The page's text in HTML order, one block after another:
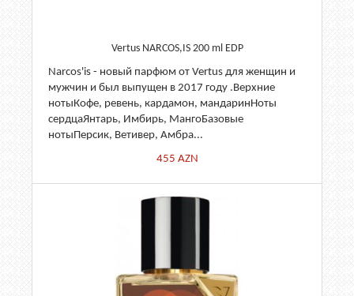
Vertus NARCOS,IS 200 ml EDP
Narcos'is - новый парфюм от Vertus для женщин и
мужчин и был выпущен в 2017 году .Верхние
нотыКофе, ревень, кардамон, мандаринНоты
сердцаЯнтарь, Имбирь, МангоБазовые
нотыПерсик, Ветивер, Амбра...
455 AZN